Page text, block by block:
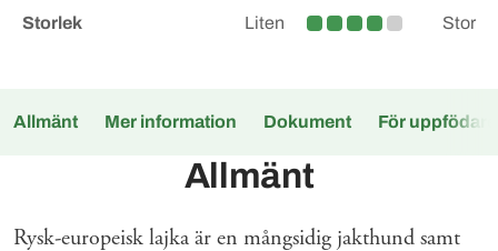
Storlek Liten
Medelstor
Stor
Allmänt Mer information Dokument För uppfödare
Allmänt
Rysk-europeisk lajka är en mångsidig jakthund samt